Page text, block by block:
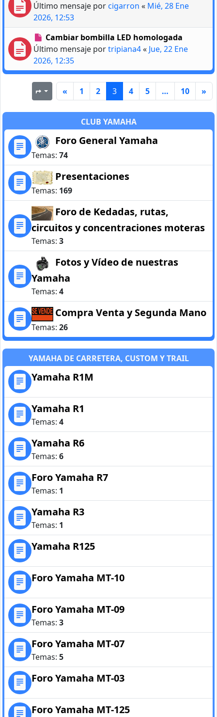
Último mensaje porcigarron « Mié, 28 Ene
2026, 12:53
Cambiar bombilla LED homologada
Último mensaje portripiana4« Jue, 22 Ene
2026, 12:35
Página3 de10
« 1 2 3 4 5 … 10 »
CLUB YAMAHA
Foro General Yamaha
Temas: 74
Presentaciones
Temas: 169
Foro de Kedadas, rutas,
circuitos y concentraciones moteras
Temas: 3
Fotos y Vídeo de nuestras
Yamaha
Temas: 4
Compra Venta y Segunda Mano
Temas: 26
YAMAHA DE CARRETERA, CUSTOM Y TRAIL
Yamaha R1M
Yamaha R1
Temas: 4
Yamaha R6
Temas: 6
Foro Yamaha R7
Temas: 1
Yamaha R3
Temas: 1
Yamaha R125
Foro Yamaha MT-10
Foro Yamaha MT-09
Temas: 3
Foro Yamaha MT-07
Temas: 5
Foro Yamaha MT-03
Foro Yamaha MT-125